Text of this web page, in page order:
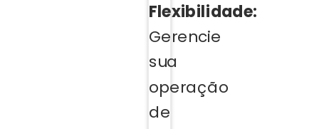
Flexibilidade:
Gerencie
sua
operação
de